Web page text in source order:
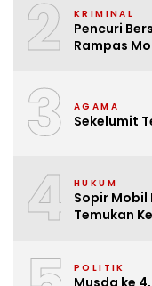
2 KRIMINAL
Pencuri
Rampas
3 AGAMA
Sekelumit
4 HUKUM
Sopir Mobil
Temukan
POLITIK
Musda ke